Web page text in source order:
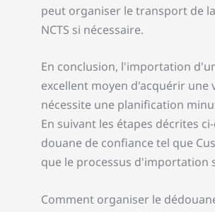
peut organiser le transport de
NCTS si nécessaire.
En conclusion, l'importation
excellent moyen d'acquérir
nécessite une planification
En suivant les étapes décrites
douane de confiance tel que
que le processus d'importation
Comment organiser le